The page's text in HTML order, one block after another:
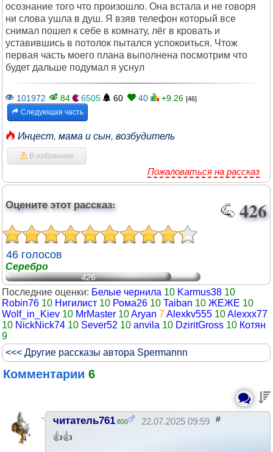
осознание того что произошло. Она встала и не говоря
ни слова ушла в душ. Я взяв телефон который все
снимал пошел к себе в комнату, лёг в кровать и
уставившись в потолок пытался успокоиться. Чтож
первая часть моего плана выполнена посмотрим что
будет дальше подумал я уснул
101972 84 6505 60 40 +9.26 [46]
Следующая часть
Инцест, мама и сын, возбудитель
В избранное
Пожаловаться на рассказ
Оцените этот рассказ: 426
46 голосов
Серебро
426
Последние оценки: Белые чернила 10 Karmus38 10
Robin76 10 Нигилист 10 Рома26 10 Taiban 10 ЖЕЖЕ 10
Wolf_in_Kiev 10 MrMaster 10Aryan 7Alexkv555 10Alexxx77
10 NickNick74 10 Sever52 10 anvila 10 DziritGross 10 Котян
9
<<< Другие рассказы автора Spermannn
Комментарии 6
читатель761 800 22.07.2025 09:59 #
👍👍